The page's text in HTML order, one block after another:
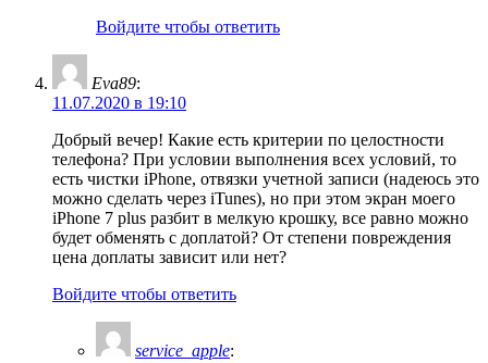
Войдите чтобы ответить
Eva89:
11.07.2020 в 19:10
Добрый вечер! Какие есть критерии по целостности
телефона? При условии выполнения всех условий, то
есть чистки iPhone, отвязки учетной записи (надеюсь это
можно сделать через iTunes), но при этом экран моего
iPhone 7 plus разбит в мелкую крошку, все равно можно
будет обменять с доплатой? От степени повреждения
цена доплаты зависит или нет?
Войдите чтобы ответить
service_apple: